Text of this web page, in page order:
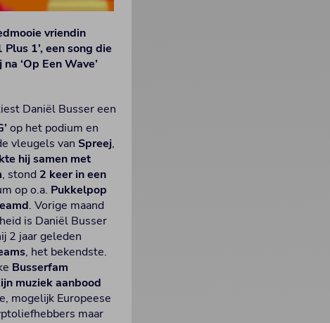
vriendin
1’, een song die
‘Op Een Wave’
Daniël Busser een
op het podium en
vleugels van Spreej,
hij samen met
, stond 2 keer in een
op o.a. Pukkelpop
. Vorige maand
is Daniël Busser
2 jaar geleden
, het bekendste.
Busserfam
muziek aanbood
mogelijk Europeese
maar